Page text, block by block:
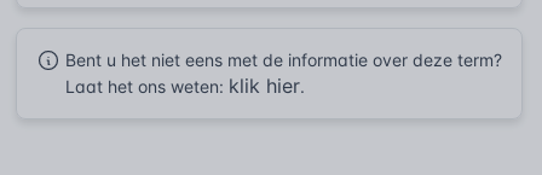
Bent u het niet eens met de informatie over deze term?
Laat het ons weten: klik hier.